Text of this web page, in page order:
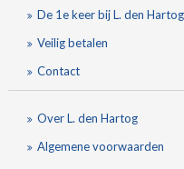
De 1e keer bij L. den
Veilig betalen
Contact
Over L. den Hartog
Algemene voorwaarden